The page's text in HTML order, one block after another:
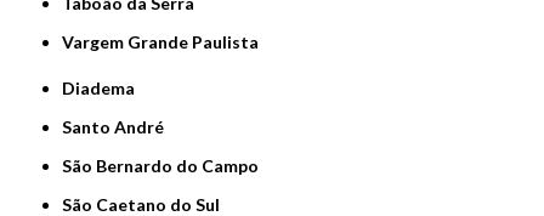
Vargem Grande Paulista
Diadema
Santo André
São Bernardo do Campo
São Caetano do Sul